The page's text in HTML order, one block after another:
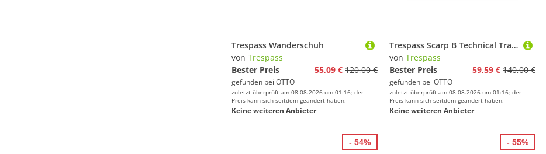
Trespass Wanderschuh
von Trespass
Bester Preis
55,09 € 120,00 €
gefunden bei OTTO
zuletzt überprüft am 08.08.2026 um 01:16; der
Preis kann sich seitdem geändert haben.
Keine weiteren Anbieter
Trespass Scarp B Technical Trainer Sneaker
von Trespass
Bester Preis
59,59 € 140,00 €
gefunden bei OTTO
zuletzt überprüft am 08.08.2026 um 01:16; der
Preis kann sich seitdem geändert haben.
Keine weiteren Anbieter
- 54% - 55%